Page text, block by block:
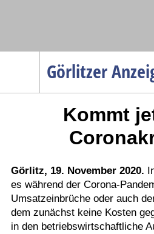
Görlitzer
Wirtschaft
Service
Gesundheit
Kommt
Görlitz, 19. November 2020.
es während der Corona-
Umsatzeinbrüche oder auch
dem zunächst keine Kosten
in den betriebswirtschaftliche